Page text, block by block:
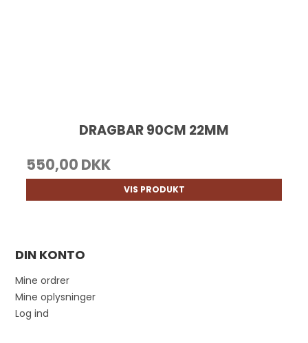
DRAGBAR 90CM 22MM
550,00 DKK
VIS PRODUKT
DIN KONTO
Mine ordrer
Mine oplysninger
Log ind